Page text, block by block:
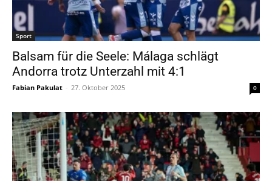
Sport
Balsam für die Seele: Málaga schlägt
Andorra trotz Unterzahl mit 4:1
Fabian Pakulat - 27. Oktober 2025 0